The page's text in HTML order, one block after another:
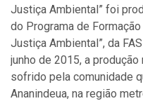
Justiça Ambiental” foi
do Programa de
Justiça Ambiental”, da
junho de 2015, a
sofrido pela comunidade
Ananindeua, na região